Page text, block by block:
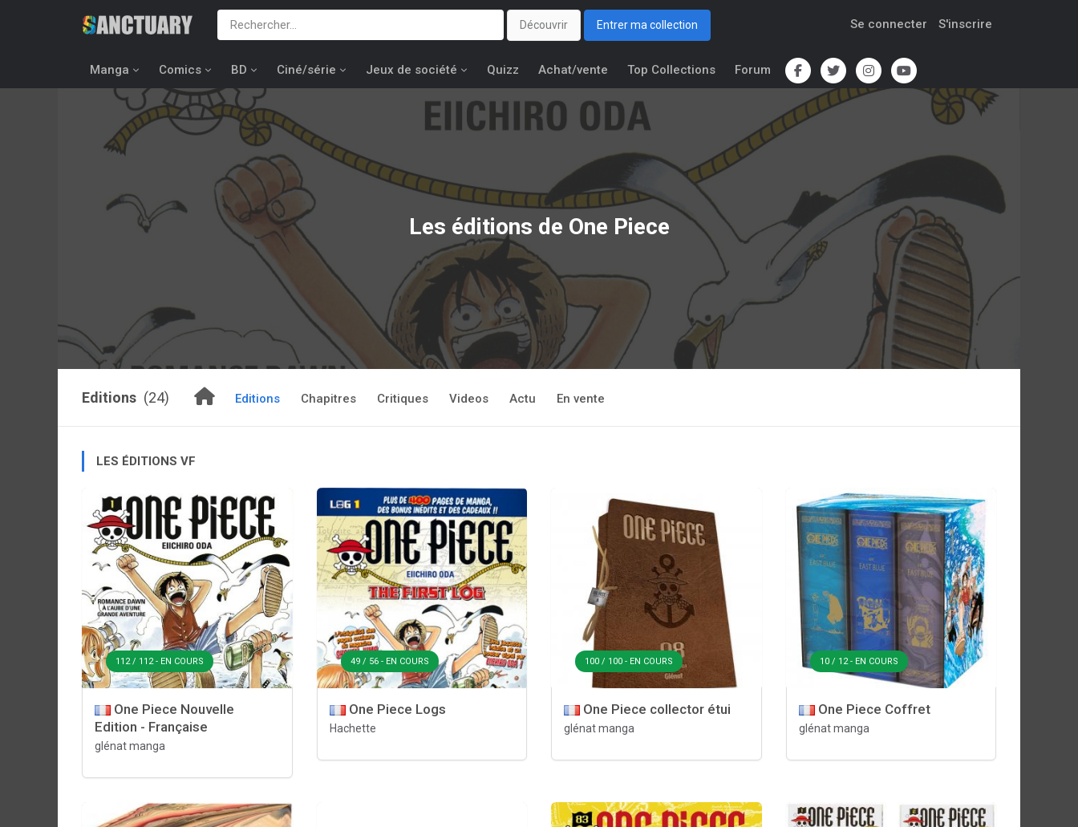
Découvrir Entrer ma collection Se connecter S'inscrire
Manga Comics BD Ciné/série Jeux de société Quizz Achat/vente Top Collections Forum
Les éditions de One Piece
Editions (24) Editions Chapitres Critiques Videos Actu En vente
LES ÉDITIONS VF
112 / 112 - EN COURS
One Piece Nouvelle
Edition - Française
glénat manga
49 / 56 - EN COURS
One Piece Logs
Hachette
100 / 100 - EN COURS
One Piece collector étui
glénat manga
10 / 12 - EN COURS
One Piece Coffret
glénat manga